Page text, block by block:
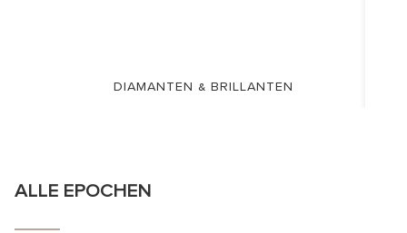
DIAMANTEN & BRILLANTEN
ALLE EPOCHEN